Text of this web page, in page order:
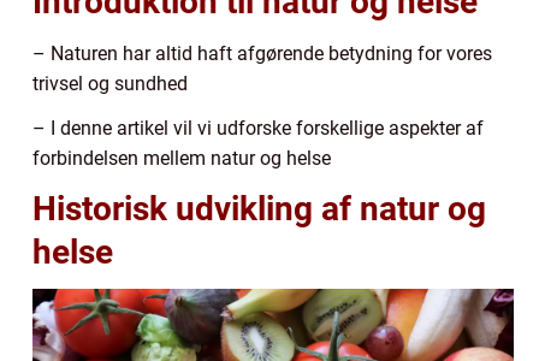
– Naturen har altid haft afgørende betydning for vores
trivsel og sundhed
– I denne artikel vil vi udforske forskellige aspekter af
forbindelsen mellem natur og helse
Historisk udvikling af natur og
helse